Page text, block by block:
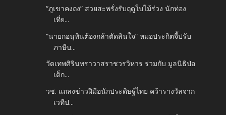
“ภูเขาคงถง” สวยสะพรั่งรับฤดูใบไม้ร่วง นักท่อง
เที่ย...
“นายกอนุทินต้องกล้าตัดสินใจ” หมอประกิตจี้ปรับ
ภาษีบ...
วัดเทพศิรินทราวาสราชวรวิหาร ร่วมกับ มูลนิธิป่อ
เต็ก...
วช. แถลงข่าวฝีมือนักประดิษฐ์ไทย คว้ารางวัลจาก
เวทีป...